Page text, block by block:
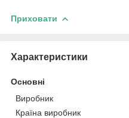
Приховати
Характеристики
Основні
Виробник
Країна виробник